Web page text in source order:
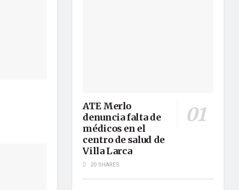
ATE Merlo
denuncia falta de
médicos en el
centro de salud de
Villa Larca
20 SHARES